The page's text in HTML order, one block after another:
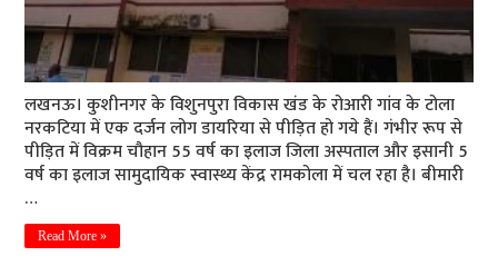
लखनऊ। कुशीनगर के विशुनपुरा विकास खंड के रोआरी गांव के टोला
नरकटिया में एक दर्जन लोग डायरिया से पीड़ित हो गये हैं। गंभीर रूप से
पीड़ित में विक्रम चौहान 55 वर्ष का इलाज जिला अस्पताल और इसानी 5
वर्ष का इलाज सामुदायिक स्वास्थ्य केंद्र रामकोला में चल रहा है। बीमारी
…
Read More »